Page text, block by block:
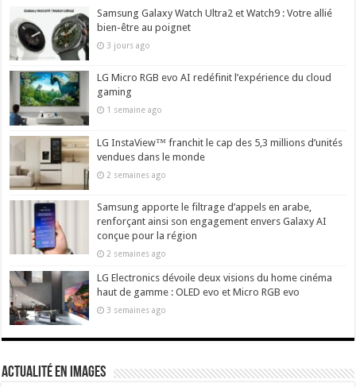
Samsung Galaxy Watch Ultra2 et Watch9 : Votre allié
bien-être au poignet
3 jours ago
LG Micro RGB evo AI redéfinit l’expérience du cloud
gaming
1 semaine ago
LG InstaView™ franchit le cap des 5,3 millions d’unités
vendues dans le monde
2 semaines ago
Samsung apporte le filtrage d’appels en arabe,
renforçant ainsi son engagement envers Galaxy AI
conçue pour la région
2 semaines ago
LG Electronics dévoile deux visions du home cinéma
haut de gamme : OLED evo et Micro RGB evo
3 semaines ago
actualité en images